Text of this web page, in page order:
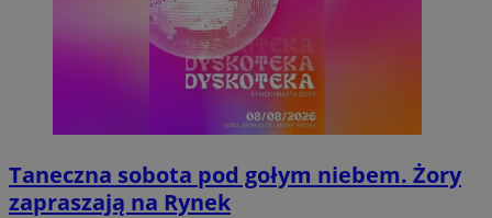
Taneczna sobota pod gołym niebem. Żory
zapraszają na Rynek